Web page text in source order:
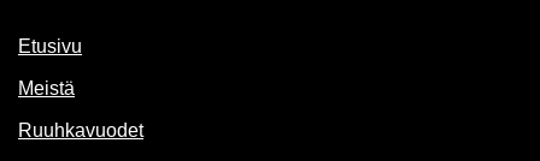
Etusivu
Meistä
Ruuhkavuodet